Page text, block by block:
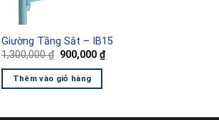
Giường Tầng Sắt – IB15
1,300,000₫ Giá
là:
1,300,000 ₫.
900,000₫Giá
hiện
Thêm vào giỏ hàng